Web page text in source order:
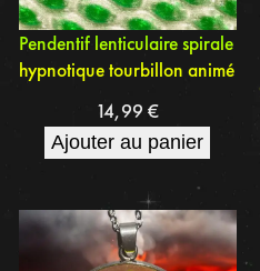
Pendentif lenticulaire spirale
hypnotique tourbillon animé
14,99€
Ajouter au panier